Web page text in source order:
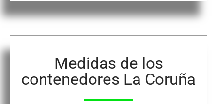
Medidas de los
contenedores La Coruña